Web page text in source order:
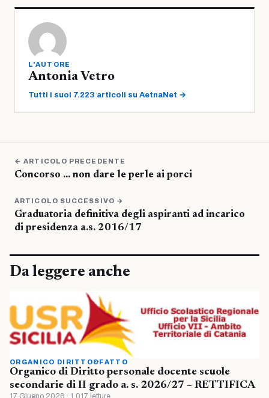
L'AUTORE
Antonia Vetro
Tutti i suoi 7.223 articoli su AetnaNet →
← ARTICOLO PRECEDENTE
Concorso … non dare le perle ai porci
ARTICOLO SUCCESSIVO →
Graduatoria definitiva degli aspiranti ad incarico
di presidenza a.s. 2016/17
Da leggere anche
ORGANICO DIRITTO&FATTO
Organico di Diritto personale docente scuole
secondarie di II grado a. s. 2026/27 – RETTIFICA
17 Giugno 2026 · 1.017 letture